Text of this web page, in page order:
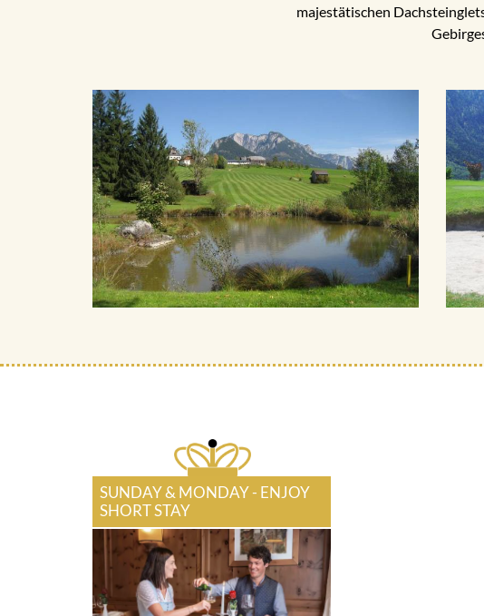
majestätischen
SUNDAY & MONDAY - ENJOY
SHORT STAY